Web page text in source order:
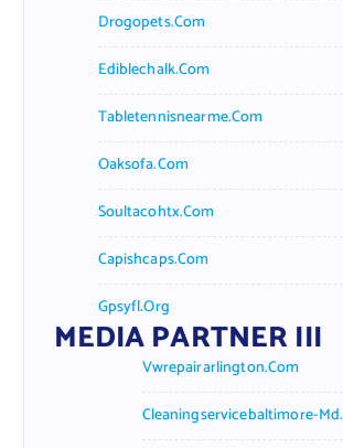
Drogopets.com
Ediblechalk.com
Tabletennisnearme.com
Oaksofa.com
Soultacohtx.com
Capishcaps.com
Gpsyfl.org
MEDIA PARTNER III
Vwrepairarlington.com
Cleaningservicebaltimore-